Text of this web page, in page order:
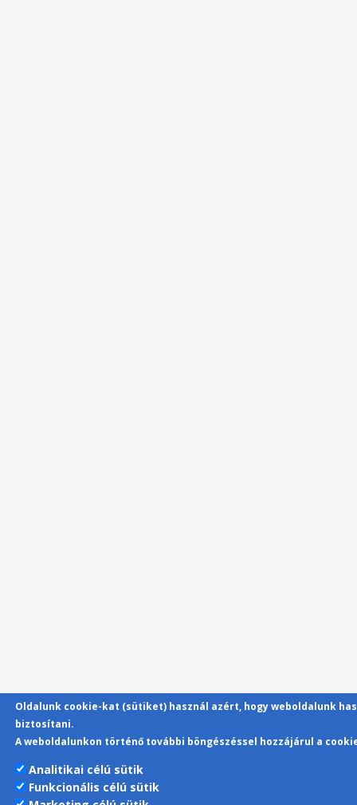
Oldalunk cookie-kat (sütiket) használ azért, hogy weboldalunk
biztosítani.
A weboldalunkon történő további böngészéssel hozzájárul a
Analitikai célú sütik
Funkcionális célú sütik